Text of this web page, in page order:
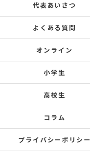
代表あいさつ
よくある質問
オンライン
小学生
高校生
コラム
プライバシーポリシー